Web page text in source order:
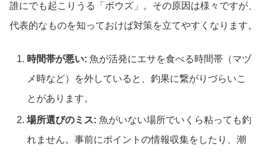
誰にでも起こりうる「ボウズ」。その原因は様々ですが、
代表的なものを知っておけば対策を立てやすくなります。
時間帯が悪い: 魚が活発にエサを食べる時間帯（マヅ
メ時など）を外していると、釣果に繋がりづらいこ
とがあります。
場所選びのミス: 魚がいない場所でいくら粘っても釣
れません。事前にポイントの情報収集をしたり、潮